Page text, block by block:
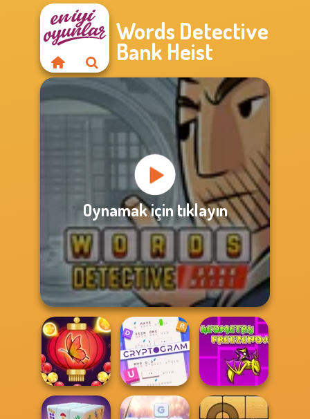
Words Detective
Bank Heist
Oynamak için tıklayın